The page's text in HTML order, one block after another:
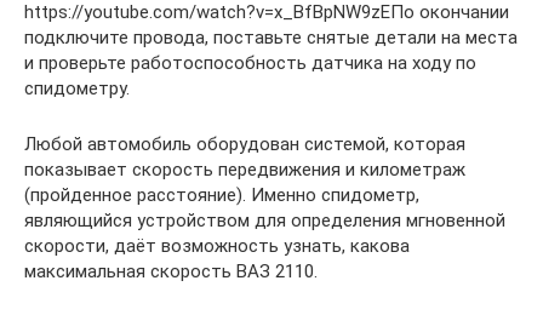
https://youtube.com/watch?v=x_BfBpNW9zEПо окончании
подключите провода, поставьте снятые детали на места
и проверьте работоспособность датчика на ходу по
спидометру.
Любой автомобиль оборудован системой, которая
показывает скорость передвижения и километраж
(пройденное расстояние). Именно спидометр,
являющийся устройством для определения мгновенной
скорости, даёт возможность узнать, какова
максимальная скорость ВАЗ 2110.